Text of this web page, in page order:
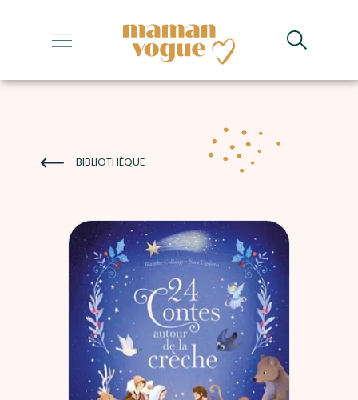
+
+
+
BIBLIOTHÈQUE